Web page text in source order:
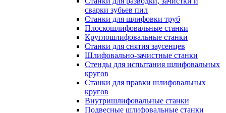
сварки зубьев пил
Станки для шлифовки труб
Плоскошлифовальные станки
Круглошлифовальные станки
Станки для снятия заусенцев
Шлифовально-зачистные станки
Стенды для испытания шлифовальных
кругов
Станки для правки шлифовальных
кругов
Внутришлифовальные станки
Подвесные шлифовальные станки